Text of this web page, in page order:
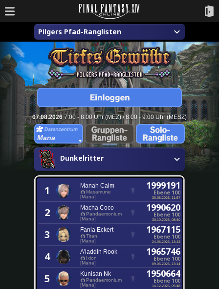
Pilgers Pfad-Ranglisten
07.08.20267:00 - 8:00 Uhr (MEZ) / 8:00 - 9:00 Uhr (MESZ)
Mana
Dunkelritter
1 Manah Caim
Masamune
[Mana]
1999191
Ebene 100
30.05.2026, 11:57
2 Macha Coco
Pandaemonium
[Mana]
1990620
Ebene 100
30.10.2025, 08:40
3 Fania Eckert
Titan
[Mana]
1967115
Ebene 100
24.06.2026, 13:13
4 A'laddin Rook
Ixion
[Mana]
1965746
Ebene 100
09.06.2026, 13:14
5 Kunisan Nk
Pandaemonium
[Mana]
1950664
Ebene 100
14.12.2025, 05:48